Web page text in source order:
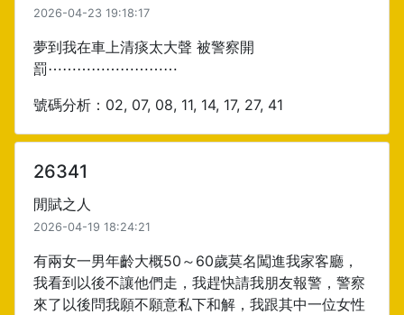
2026-04-23 19:18:17
夢到我在車上清痰太大聲 被警察開
罰⋯⋯⋯⋯⋯⋯⋯⋯⋯
號碼分析：02, 07, 08, 11, 14, 17, 27, 41
26341
閒賦之人
2026-04-19 18:24:21
有兩女一男年齡大概50～60歲莫名闖進我家客廳，
我看到以後不讓他們走，我趕快請我朋友報警，警察
來了以後問我願不願意私下和解，我跟其中一位女性